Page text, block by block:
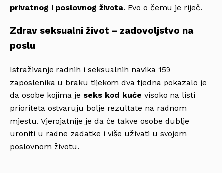
privatnog i poslovnog života. Evo o čemu je riječ.
Zdrav seksualni život – zadovoljstvo na
poslu
Istraživanje radnih i seksualnih navika 159
zaposlenika u braku tijekom dva tjedna pokazalo je
da osobe kojima je seks kod kuće visoko na listi
prioriteta ostvaruju bolje rezultate na radnom
mjestu. Vjerojatnije je da će takve osobe dublje
uroniti u radne zadatke i više uživati u svojem
poslovnom životu.